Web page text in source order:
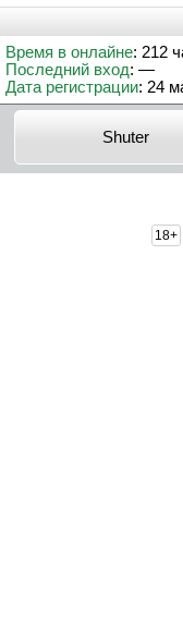
Время в онлайне: 212
Последний вход: —
Дата регистрации: 24
Shuter
18+